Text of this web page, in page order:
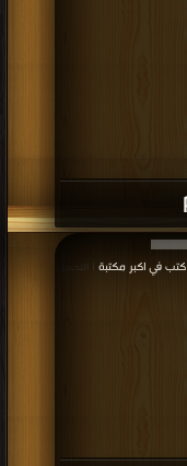
كتب في اكبر مكتبة
| التحميل